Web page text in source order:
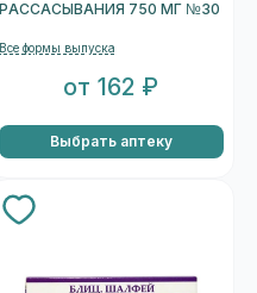
РАССАСЫВАНИЯ 750 МГ №30
Все формы выпуска
от 162 ₽
Выбрать аптеку